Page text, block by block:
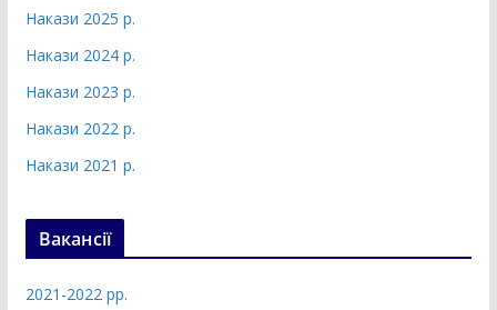
Накази 2025 р.
Накази 2024 р.
Накази 2023 р.
Накази 2022 р.
Накази 2021 р.
Вакансії
2021-2022 рр.